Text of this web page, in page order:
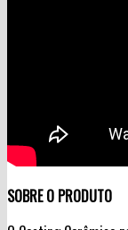
SOBRE O PRODUTO